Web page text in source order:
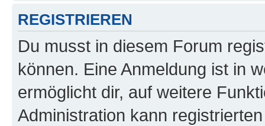
REGISTRIEREN
Du musst in diesem Forum
können. Eine Anmeldung ist in
ermöglicht dir, auf weitere
Administration kann